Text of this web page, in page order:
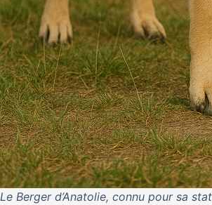
Le Berger d’Anatolie, connu pour sa